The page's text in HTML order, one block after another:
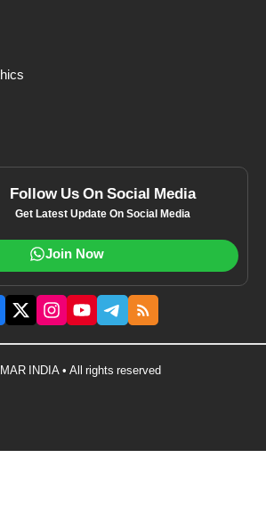
Follow Us On Social Media
Get Latest Update On Social Media
Join Now
INDIA • All rights reserved